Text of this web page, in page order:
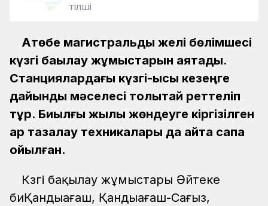
тілші
Ақтөбе магистральдық желі бөлімшесі
күзгі бақылау жұмыстарын аяқтады.
Станциялардағы күзгі-қысқы кезеңге
дайындық мәселесі толықтай реттеліп
тұр. Биылғы жылы жөндеуге кіргізілген
қар тазалау техникалары да қайта сапқа
қойылған.
Күзгі бақылау жұмыстары Әйтеке
биҚандыағаш, Қандыағаш-Сағыз,